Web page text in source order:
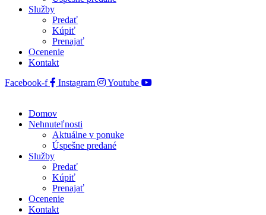
Služby
Predať
Kúpiť
Prenajať
Ocenenie
Kontakt
Facebook-f
Instagram Youtube
Domov
Nehnuteľnosti
Aktuálne v ponuke
Úspešne predané
Služby
Predať
Kúpiť
Prenajať
Ocenenie
Kontakt